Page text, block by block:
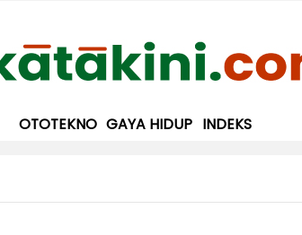
OTOTEKNO GAYA HIDUP INDEKS